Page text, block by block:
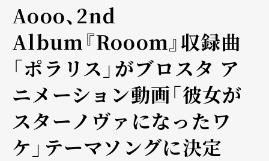
Aooo、2nd
Album『Rooom』収録曲
「ポラリス」がブロスタ ア
ニメーション動画「彼女が
スターノヴァになったワ
ケ」テーマソングに決定